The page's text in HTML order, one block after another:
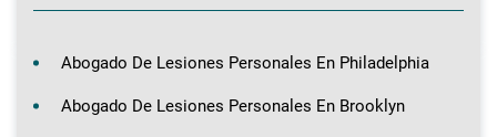
Abogado De Lesiones Personales En Philadelphia
Abogado De Lesiones Personales En Brooklyn